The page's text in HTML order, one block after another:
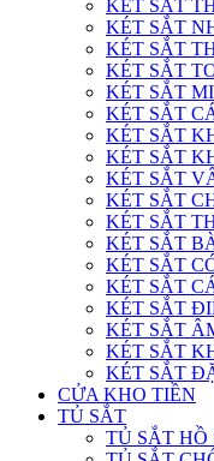
KÉT SẮT
KÉT SẮT
KÉT SẮT
KÉT SẮT
KÉT SẮT
KÉT SẮT
KÉT SẮT
KÉT SẮT
KÉT SẮT
KÉT SẮT
KÉT SẮT
KÉT SẮT
KÉT SẮT
KÉT SẮT
KÉT SẮT
KÉT SẮT
KÉT SẮT
KÉT SẮT
CỬA KHO TIỀN
TỦ SẮT
TỦ SẮT